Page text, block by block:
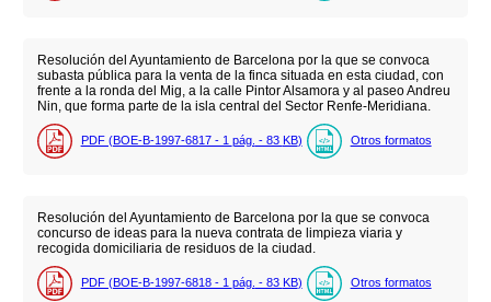
Resolución del Ayuntamiento de Barcelona por la que se convoca
subasta pública para la venta de la finca situada en esta ciudad, con
frente a la ronda del Mig, a la calle Pintor Alsamora y al paseo Andreu
Nin, que forma parte de la isla central del Sector Renfe-Meridiana.
PDF (BOE-B-1997-6817 - 1 pág. - 83 KB) Otros formatos
Resolución del Ayuntamiento de Barcelona por la que se convoca
concurso de ideas para la nueva contrata de limpieza viaria y
recogida domiciliaria de residuos de la ciudad.
PDF (BOE-B-1997-6818 - 1 pág. - 83 KB) Otros formatos